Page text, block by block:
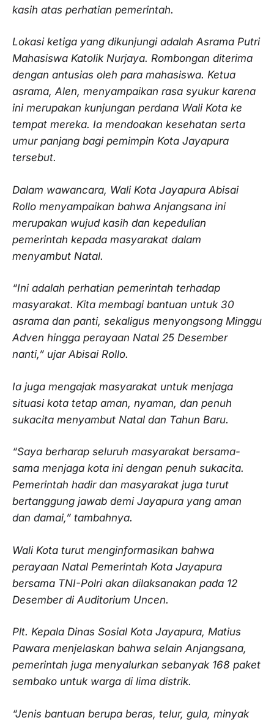
kasih atas perhatian pemerintah.
Lokasi ketiga yang dikunjungi adalah Asrama Putri
Mahasiswa Katolik Nurjaya. Rombongan diterima
dengan antusias oleh para mahasiswa. Ketua
asrama, Alen, menyampaikan rasa syukur karena
ini merupakan kunjungan perdana Wali Kota ke
tempat mereka. Ia mendoakan kesehatan serta
umur panjang bagi pemimpin Kota Jayapura
tersebut.
Dalam wawancara, Wali Kota Jayapura Abisai
Rollo menyampaikan bahwa Anjangsana ini
merupakan wujud kasih dan kepedulian
pemerintah kepada masyarakat dalam
menyambut Natal.
“Ini adalah perhatian pemerintah terhadap
masyarakat. Kita membagi bantuan untuk 30
asrama dan panti, sekaligus menyongsong Minggu
Adven hingga perayaan Natal 25 Desember
nanti,” ujar Abisai Rollo.
Ia juga mengajak masyarakat untuk menjaga
situasi kota tetap aman, nyaman, dan penuh
sukacita menyambut Natal dan Tahun Baru.
“Saya berharap seluruh masyarakat bersama-
sama menjaga kota ini dengan penuh sukacita.
Pemerintah hadir dan masyarakat juga turut
bertanggung jawab demi Jayapura yang aman
dan damai,” tambahnya.
Wali Kota turut menginformasikan bahwa
perayaan Natal Pemerintah Kota Jayapura
bersama TNI-Polri akan dilaksanakan pada 12
Desember di Auditorium Uncen.
Plt. Kepala Dinas Sosial Kota Jayapura, Matius
Pawara menjelaskan bahwa selain Anjangsana,
pemerintah juga menyalurkan sebanyak 168 paket
sembako untuk warga di lima distrik.
“Jenis bantuan berupa beras, telur, gula, minyak